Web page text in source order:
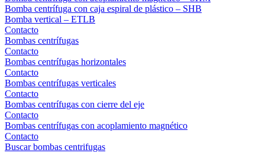
Bomba centrífuga con caja espiral de plástico – SHB
Bomba vertical – ETLB
Contacto
Bombas centrífugas
Contacto
Bombas centrífugas horizontales
Contacto
Bombas centrífugas verticales
Contacto
Bombas centrífugas con cierre del eje
Contacto
Bombas centrífugas con acoplamiento magnético
Contacto
Buscar bombas centrifugas